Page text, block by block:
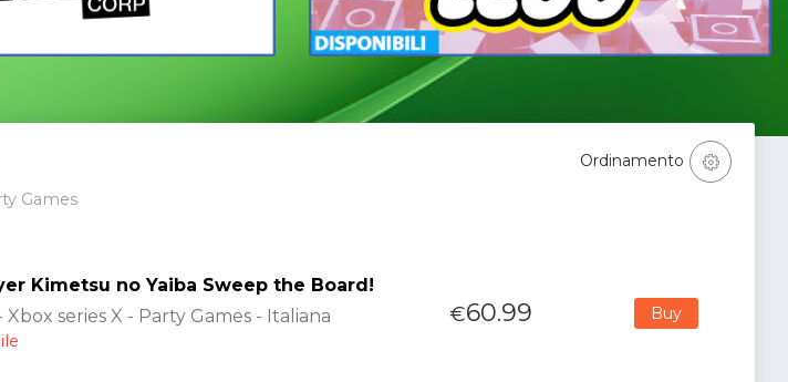
Games
Ordinamento
Kimetsu no Yaiba Sweep the Board!
series X - Party Games - Italiana
€60.99 Buy